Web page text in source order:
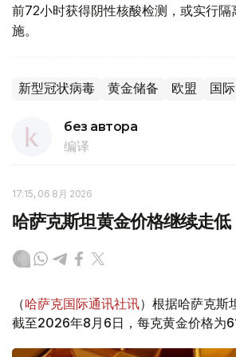
前72小时获得阴性核酸检测，或实行隔
施。
新型冠状病毒 黄金储备 欧盟 国际
без автора
编译
17:15, 06 8月 2026
哈萨克斯坦黄金价格继续走低
（哈萨克国际通讯社讯）根据哈萨克斯
截至2026年8月6日，每克黄金价格为